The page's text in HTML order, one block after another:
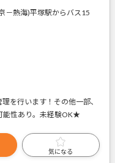
－熱海)平塚駅からバス15
を行います！その他一部、
能性あり。未経験OK★
気になる